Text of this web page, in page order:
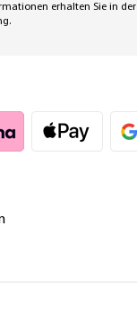
erhalten Sie in der
.